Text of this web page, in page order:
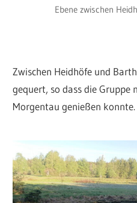
Ebene zwischen
Zwischen Heidhöfe und
gequert, so dass die Gruppe
Morgentau genießen konnte.